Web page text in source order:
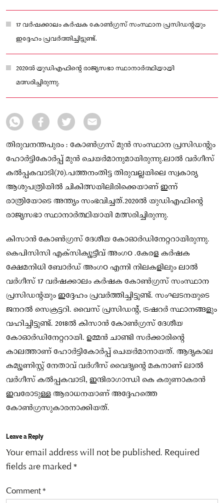
ഇവരോടുള്ള ആരാധനയാണ് അദ്ദേഹത്തെ
കോണ്‍ഗ്രസുകാരനാക്കിയത്.
17 വര്‍ഷക്കാലം കര്‍ഷക കോണ്‍ഗ്രസ് സംസ്ഥാന പ്രസിഡന്റയും
ഇദ്ദേഹം പ്രവര്‍ത്തിച്ചിട്ടുണ്ട്.
2020ല്‍ യുഡിഎഫിന്റെ രാജ്യസഭാ സ്ഥാനാര്‍ത്ഥിയായി
മത്സരിച്ചിരുന്നു.
തിരുവനന്തപുരം : കോണ്‍ഗ്രസ് മുന്‍ സംസ്ഥാന പ്രസിഡന്റും
ഹോര്‍ട്ടികോര്‍പ്പ് മുന്‍ ചെയര്‍മാനുമായിരുന്നു.ലാല്‍ വര്‍ഗീസ്
കല്‍പ്പകവാടി(70).പത്തനംതിട്ട തിരുവല്ലയിലെ സ്വകാര്യ
ആശുപത്രിയില്‍ ചികിത്സയിലിരിക്കെയാണ് ഇന്ന്
രാത്രിയോടെ അന്ത്യം സംഭവിച്ചത്.2020ല്‍ യുഡിഎഫിന്റെ
രാജ്യസഭാ സ്ഥാനാര്‍ത്ഥിയായി മത്സരിച്ചിരുന്നു.
കിസാന്‍ കോണ്‍ഗ്രസ് ദേശീയ കോഓര്‍ഡിനേറ്ററായിരുന്നു.
കെപിസിസി എക്‌സിക്യൂട്ടീവ് അംഗo .കേരള കര്‍ഷക
ക്ഷേമനിധി ബോര്‍ഡ് അംഗo എന്നി നിലകളിലും ലാല്‍
വര്‍ഗീസ് 17 വര്‍ഷക്കാലം കര്‍ഷക കോണ്‍ഗ്രസ് സംസ്ഥാന
പ്രസിഡന്റയും ഇദ്ദേഹം പ്രവര്‍ത്തിച്ചിട്ടുണ്ട്. സംഘടനയുടെ
ജനറല്‍ സെക്രട്ടറി. വൈസ് പ്രസിഡന്റ്, ട്രഷറര്‍ സ്ഥാനങ്ങളും
വഹിച്ചിട്ടുണ്ട്. 2018ല്‍ കിസാന്‍ കോണ്‍ഗ്രസ് ദേശീയ
കോഓര്‍ഡിനേറ്ററായി. ഉമ്മന്‍ ചാണ്ടി സര്‍ക്കാരിന്റെ
കാലത്താണ് ഹോര്‍ട്ടികോര്‍പ്പ് ചെയര്‍മാനായത്. ആദ്യകാല
കമ്യൂണിസ്റ്റ് നേതാവ് വര്‍ഗീസ് വൈദ്യന്റെ മകനാണ് ലാല്‍
വര്‍ഗീസ് കല്‍പ്പകവാടി, ഇന്ദിരാഗാന്ധി കെ കരുണാകരൻ
ഇവരോടുള്ള ആരാധനയാണ് അദ്ദേഹത്തെ
കോണ്‍ഗ്രസുകാരനാക്കിയത്.
Leave a Reply
Your email address will not be published. Required
fields are marked *
Comment*